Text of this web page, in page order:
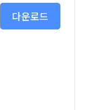
다운로드